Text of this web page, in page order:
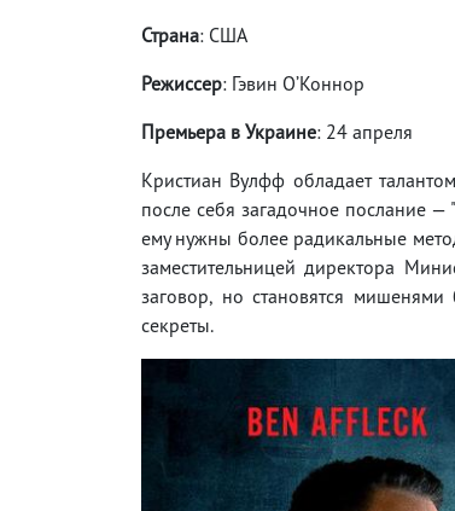
Страна: США
Режиссер: Гэвин О’Коннор
Премьера в Украине: 24 апреля
Кристиан Вулфф обладает
после себя загадочное послание —
ему нужны более радикальные
заместительницей директора
заговор, но становятся
секреты.